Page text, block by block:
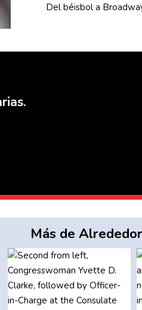
Del béisbol a
Más de